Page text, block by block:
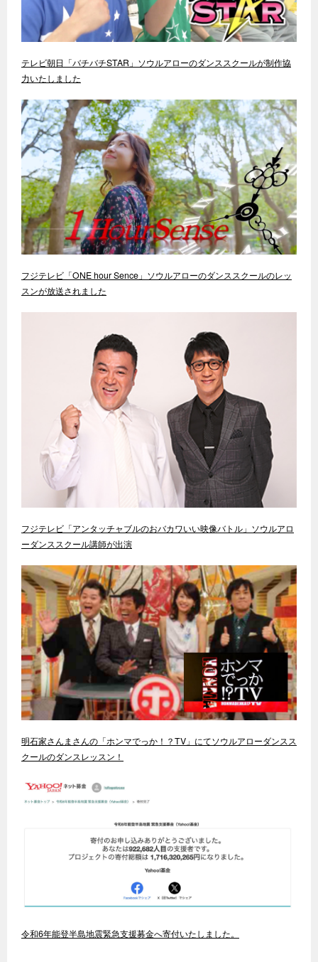
テレビ朝日「バチバチSTAR」ソウルアローのダンススクールが制作協
力いたしました
フジテレビ「ONE hour Sence」ソウルアローのダンススクールのレッ
スンが放送されました
フジテレビ「アンタッチャブルのおバカワいい映像バトル」ソウルアロ
ーダンススクール講師が出演
明石家さんまさんの「ホンマでっか！？TV」にてソウルアローダンスス
クールのダンスレッスン！
令和6年能登半島地震緊急支援募金へ寄付いたしました。